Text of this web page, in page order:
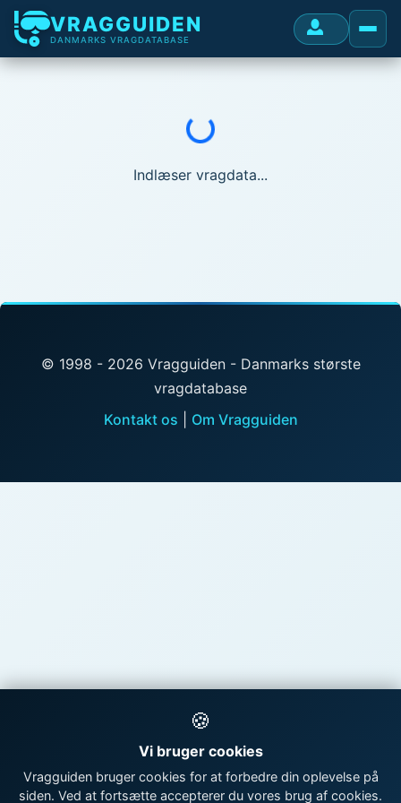
VRAGGUIDEN
DANMARKS VRAGDATABASE
Indlæser...
Indlæser vragdata...
© 1998 - 2026 Vragguiden - Danmarks største
vragdatabase
Kontakt os
Om Vragguiden
🍪
Vi bruger cookies
Vragguiden bruger cookies for at forbedre din oplevelse på
siden. Ved at fortsætte accepterer du vores brug af cookies.